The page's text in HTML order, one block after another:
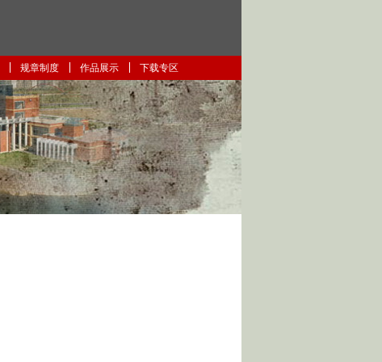
规章制度 作品展示 下载专区